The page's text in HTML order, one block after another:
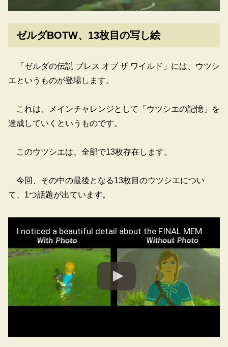
ゼルダBOTW、13枚目の写し絵
「ゼルダの伝説 ブレス オブ ザ ワイルド」には、ウツシ
エというものが登場します。
これは、メインチャレンジとして「ウツシエの記憶」を
達成していくというものです。
このウツシエは、全部で13枚存在します。
今回、その中の最後となる13枚目のウツシエについ
て、1つ話題が出ています。
I noticed a beautiful detail about the FINAL MEMORY